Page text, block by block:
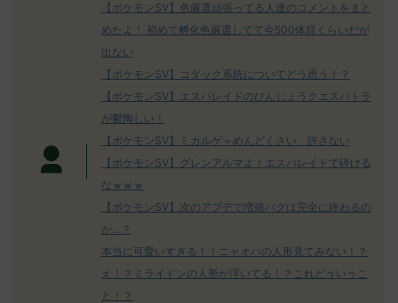
【ポケモンSV】色厳選頑張ってる人達のコメントをまと
めたよ！ 初めて孵化色厳選してて今500体目くらいだが
出ない
【ポケモンSV】コダック系統についてどう思う！？
【ポケモンSV】エスバレイドのびんじょうクエスパトラ
が鬱陶しい！
【ポケモンSV】ミカルゲ＝めんどくさい、許さない
【ポケモンSV】グレンアルマよ！エスバレイドで砕ける
なｗｗｗ
【ポケモンSV】次のアプデで増殖バグは完全に終わるの
か…？
本当に可愛いすぎる！！ニャオハの人形見てみない！？
え！？ミライドンの人形が浮いてる！？これどういうこ
と！？